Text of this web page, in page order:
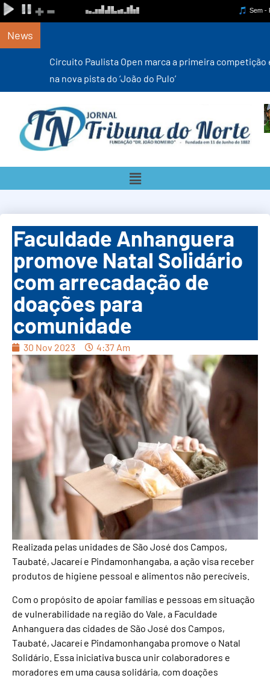
News
Circuito Paulista Open marca a primeira competição estadual
na nova pista do ‘João do Pulo’
Faculdade Anhanguera
promove Natal Solidário
com arrecadação de
doações para
comunidade
30 Nov 2023 4:37 Am
Realizada pelas unidades de São José dos Campos,
Taubaté, Jacareí e Pindamonhangaba, a ação visa receber
produtos de higiene pessoal e alimentos não perecíveis.
Com o propósito de apoiar famílias e pessoas em situação
de vulnerabilidade na região do Vale, a Faculdade
Anhanguera das cidades de São José dos Campos,
Taubaté, Jacareí e Pindamonhangaba promove o Natal
Solidário. Essa iniciativa busca unir colaboradores e
moradores em uma causa solidária, com doações